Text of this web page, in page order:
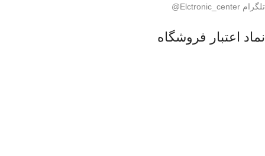
تلگرام Elctronic_center@
نماد اعتبار فروشگاه